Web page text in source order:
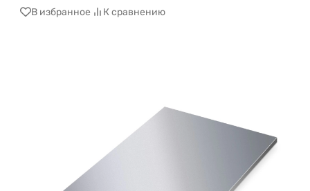
В избранное К сравнению